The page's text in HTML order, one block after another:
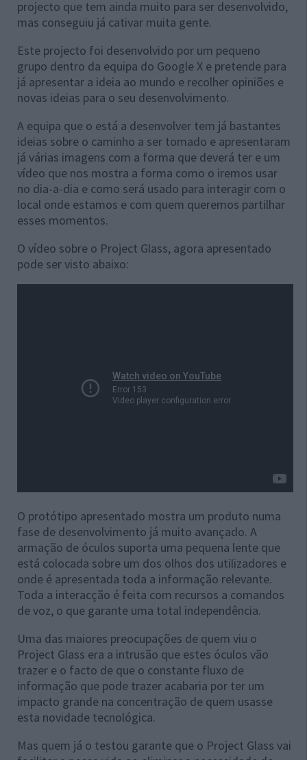
projecto que tem ainda muito para ser desenvolvido,
mas conseguiu já cativar muita gente.
Este projecto foi desenvolvido por um pequeno
grupo dentro da equipa do Google X e pretende para
já apresentar a ideia ao mundo e recolher opiniões e
novas ideias para o seu desenvolvimento.
A equipa que o está a desenvolver tem já bastantes
ideias sobre o caminho a ser tomado e apresentaram
já várias imagens com a forma que deverá ter e um
vídeo que nos mostra a forma como o iremos usar
no dia-a-dia e como será usado para interagir com o
local onde estamos e com quem queremos partilhar
esses momentos.
O vídeo sobre o Project Glass, agora apresentado
pode ser visto abaixo:
O protótipo apresentado mostra um produto numa
fase de desenvolvimento já muito avançado. A
armação de óculos suporta uma pequena lente que
está colocada sobre um dos olhos dos utilizadores e
onde é apresentada toda a informação relevante.
Toda a interacção é feita com recursos a comandos
de voz, o que garante uma total independência.
Uma das maiores preocupações de quem viu o
Project Glass era a intrusão que estes óculos vão
trazer e o facto de que o constante fluxo de
informação que pode trazer acabaria por ter um
impacto grande na concentração de quem usasse
esta novidade tecnológica.
Mas quem já o testou garante que o Project Glass vai